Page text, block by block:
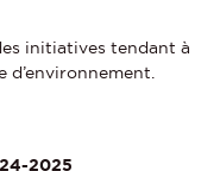
initiatives tendant à
2025